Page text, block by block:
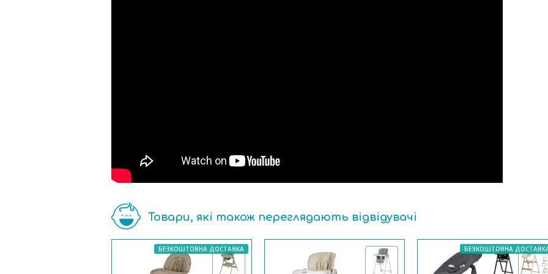
Товари, які також переглядають відвідувачі
БЕЗКОШТОВНА ДОСТАВКА БЕЗКОШТОВНА